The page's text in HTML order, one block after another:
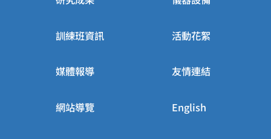
訓練班資訊 活動花絮
媒體報導 友情連結
網站導覽 English